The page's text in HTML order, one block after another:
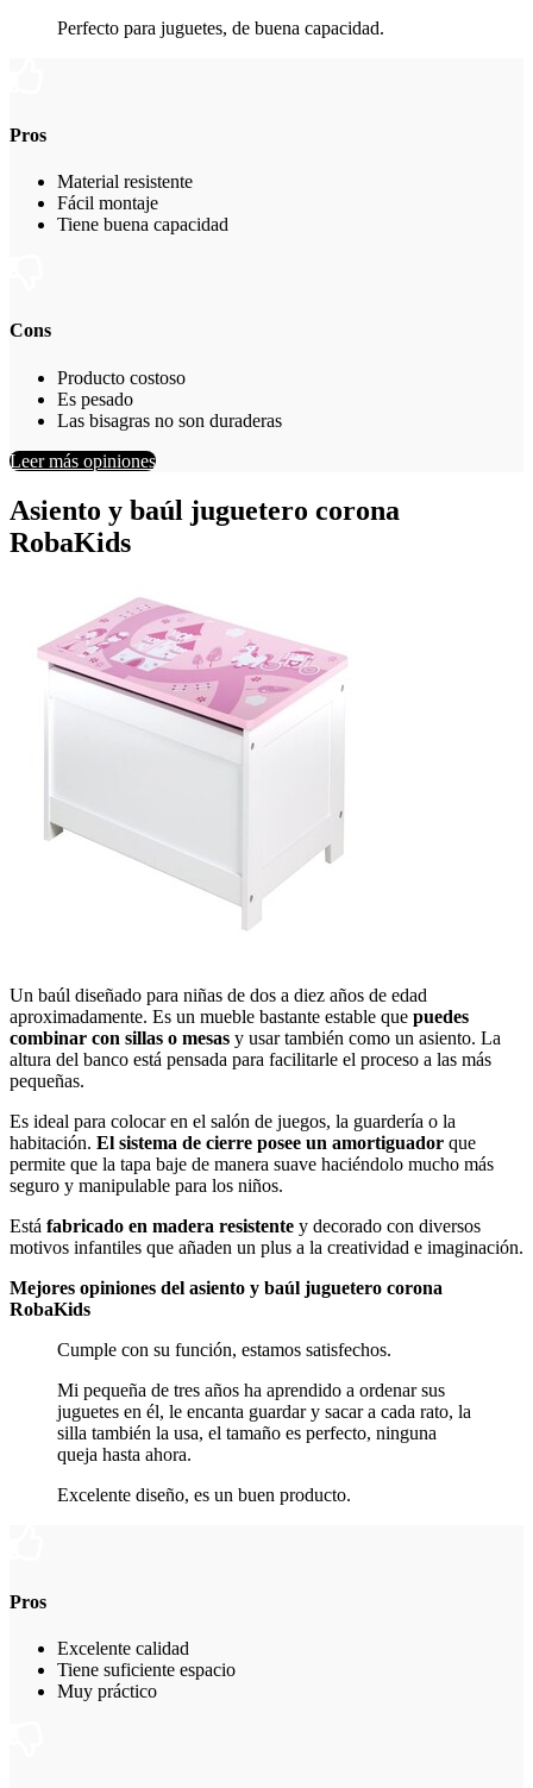
Perfecto para juguetes, de buena capacidad.
Pros
Material resistente
Fácil montaje
Tiene buena capacidad
Cons
Producto costoso
Es pesado
Las bisagras no son duraderas
Leer más opiniones
Asiento y baúl juguetero corona
RobaKids
Un baúl diseñado para niñas de dos a diez años de edad
aproximadamente. Es un mueble bastante estable que puedes
combinar con sillas o mesas y usar también como un asiento. La
altura del banco está pensada para facilitarle el proceso a las más
pequeñas.
Es ideal para colocar en el salón de juegos, la guardería o la
habitación. El sistema de cierre posee un amortiguador que
permite que la tapa baje de manera suave haciéndolo mucho más
seguro y manipulable para los niños.
Está fabricado en madera resistente y decorado con diversos
motivos infantiles que añaden un plus a la creatividad e imaginación.
Mejores opiniones del asiento y baúl juguetero corona
RobaKids
Cumple con su función, estamos satisfechos.
Mi pequeña de tres años ha aprendido a ordenar sus
juguetes en él, le encanta guardar y sacar a cada rato, la
silla también la usa, el tamaño es perfecto, ninguna
queja hasta ahora.
Excelente diseño, es un buen producto.
Pros
Excelente calidad
Tiene suficiente espacio
Muy práctico